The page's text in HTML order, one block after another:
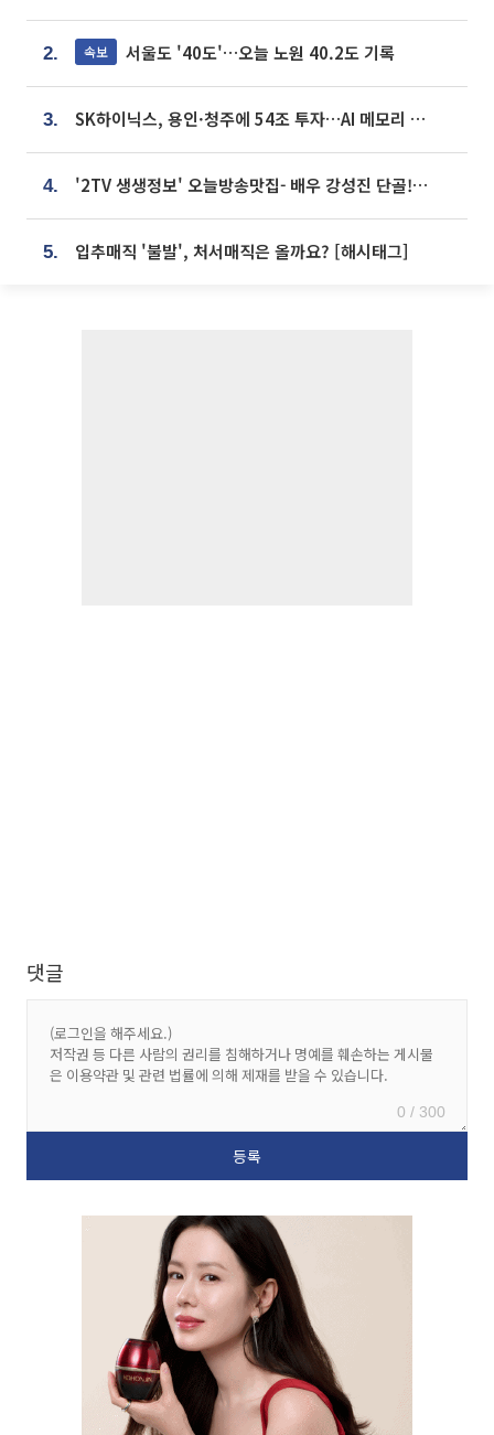
2. 속보 서울도 '40도'…오늘 노원 40.2도 기록
3. SK하이닉스, 용인·청주에 54조 투자…AI 메모리 생산기지 키운다
4. '2TV 생생정보' 오늘방송맛집- 배우 강성진 단골! 쌀국수ㆍ푸팟퐁 커리 맛집 '블○○○'
5. 입추매직 '불발', 처서매직은 올까요? [해시태그]
댓글
0 / 300